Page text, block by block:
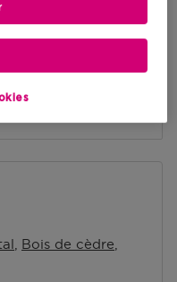
de chez vous.
Bois de cèdre